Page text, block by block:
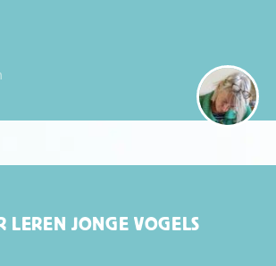
LEREN JONGE VOGELS